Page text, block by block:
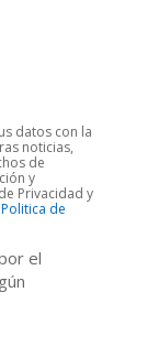
datos con la
noticias,
de
y
Privacidad y
Politica de
el